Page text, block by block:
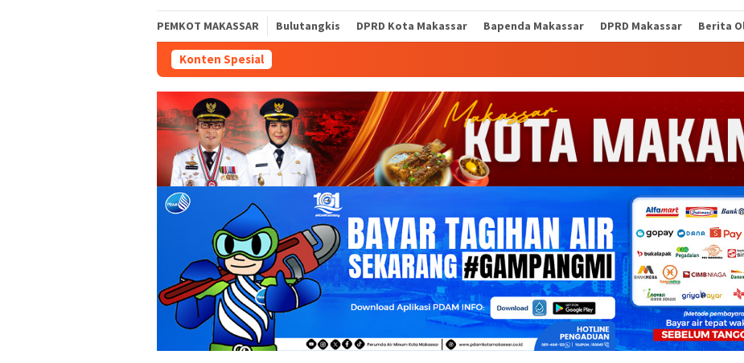
PEMKOT MAKASSAR Bulutangkis DPRD Kota Makassar Bapenda Makassar DPRD Makassar Berita
Konten Spesial